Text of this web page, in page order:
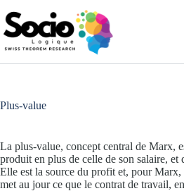
au
contenu
Plus-value
La plus-value, concept central de Marx,
produit en plus de celle de son salaire, et
Elle est la source du profit et, pour
met au jour ce que le contrat de travail,